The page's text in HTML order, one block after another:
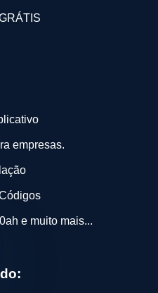
empresas.
e muito mais...